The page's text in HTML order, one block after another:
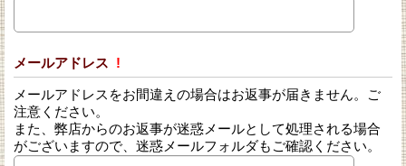
メールアドレス !
メールアドレスをお間違えの場合はお返事が届きません。ご
注意ください。
また、弊店からのお返事が迷惑メールとして処理される場合
がございますので、迷惑メールフォルダもご確認ください。